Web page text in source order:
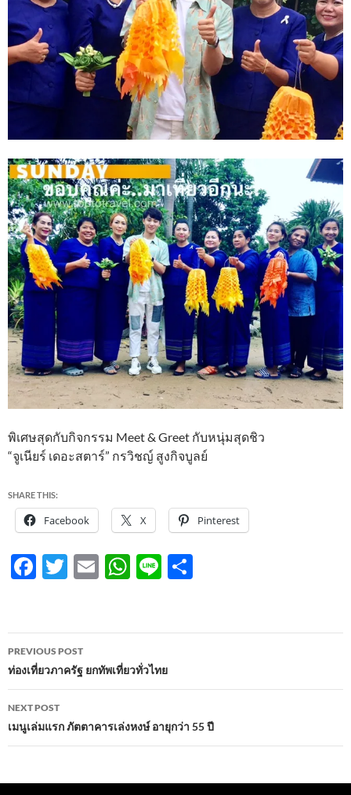
พิเศษสุดกับกิจกรรม Meet & Greet กับหนุ่มสุดชิว
“จูเนียร์ เดอะสตาร์” กรวิชญ์ สูงกิจบูลย์
SHARE THIS:
Facebook X Pinterest
F
b
o
o
k
T
er
E
W
s
A
p
p
Li
e
Post
navigation
PREVIOUS POST
ท่องเที่ยวภาครัฐ ยกทัพเที่ยวทั่วไทย
NEXT POST
เมนูเล่มแรก ภัตตาคารเล่งหงษ์ อายุกว่า 55 ปี